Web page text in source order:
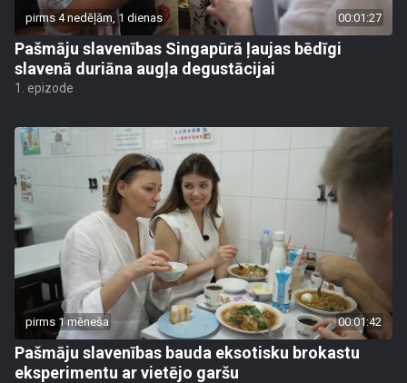
pirms 4 nedēļām, 1 dienas 00:01:27
Pašmāju slavenības Singapūrā ļaujas bēdīgi
slavenā duriāna augļa degustācijai
1. epizode
pirms 1 mēneša 00:01:42
Pašmāju slavenības bauda eksotisku brokastu
eksperimentu ar vietējo garšu